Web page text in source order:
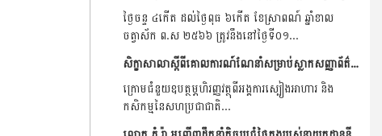
ថ្ងៃចន្ទ ៤កើត​ ដល់ថ្ងៃពុធ ៦កើត ខែស្រាពណ៍ ឆ្នាំខាល
ចត្វាស័ក ព.ស ២៥៦៦ ត្រូវនឹងនៅថ្ងៃទី០១...
សិក្ខាសាលាស្តីពីគោលការណ៍ណែនាំសម្រាប់ស្លាកសញ្ញាព័ត៌មាន និងគំរូស្លាកសញ្ញាព័ត៌មាននៃថ្នាំកសិកម្ម បានប្រារព្ធបើកនៅខេត្តឧត្តរមានជ័យមាន។
ក្រោមជំនួយឧបត្ថម្ភហិរញ្ញវត្ថុពីអង្គការស្បៀងអាហារ និង
កសិកម្មនៃសហប្រជាជាតិ...